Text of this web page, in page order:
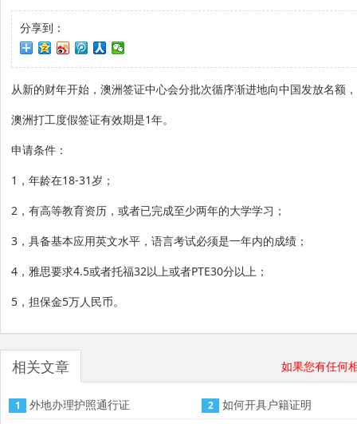
分享到：
从新的财年开始，澳洲签证中心会分批次循序渐进地向中国发放名额
澳洲打工度假签证有效期是1年。
申请条件：
1 ，年龄在18-31岁；
2 ，有高等教育资历，或者已完成至少两年的大学学习；
3，具备基本应用英文水平，语言考试必须是一年内的成绩；
4，雅思要求4.5或者托福32以上或者PTE30分以上；
5，担保金5万人民币。
相关文章 如果您有任何
1 外地办理护照通行证 2 如何开具户籍证明